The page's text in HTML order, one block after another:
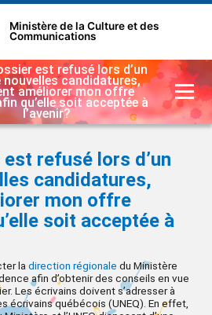
Ministère de la Culture et des
Communications
est refusé lors d’un
nouvelles candidatures,
améliorer mon offre
qu’elle soit acceptée à
l’avenir?
refusé lors d’un
candidatures,
mon offre
soit acceptée à
la direction régionale du Ministère
afin d’obtenir des conseils en vue
Les écrivains doivent s’adresser à
écrivains québécois (UNEQ). En effet,